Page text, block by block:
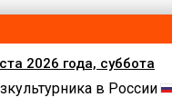
2026 года, суббота
в России